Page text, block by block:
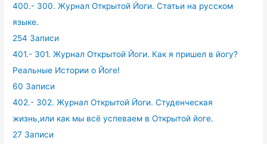
400.- 300. Журнал Открытой Йоги. Статьи на русском
языке.
254 Записи
401.- 301. Журнал Открытой Йоги. Как я пришел в йогу?
Реальные Истории о Йоге!
60 Записи
402.- 302. Журнал Открытой Йоги. Студенческая
жизнь,или как мы всё успеваем в Открытой йоге.
27 Записи